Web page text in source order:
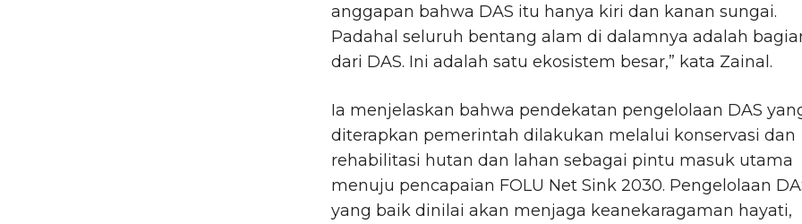
anggapan bahwa DAS itu hanya kiri dan kanan sungai.
Padahal seluruh bentang alam di dalamnya adalah
dari DAS. Ini adalah satu ekosistem besar,” kata Zainal.
Ia menjelaskan bahwa pendekatan pengelolaan DAS
diterapkan pemerintah dilakukan melalui konservasi dan
rehabilitasi hutan dan lahan sebagai pintu masuk utama
menuju pencapaian FOLU Net Sink 2030. Pengelolaan
yang baik dinilai akan menjaga keanekaragaman hayati,